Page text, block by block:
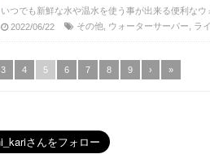
いつでも新鮮な水や温水を使う事が出来る便利な
2022/06/22
その他 ウォーターサーバー ラ
3 4 5 6 7 8 9 › »